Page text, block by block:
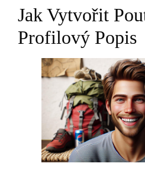
Jak Vytvořit
Profilový Popis